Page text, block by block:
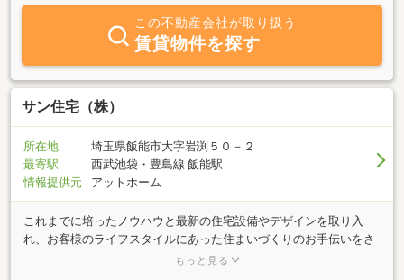
この不動産会社が取り扱う
賃貸物件を探す
サン住宅（株）
所在地
埼玉県飯能市大字岩渕５０－２
最寄駅
西武池袋・豊島線 飯能駅
情報提供元
アットホーム
これまでに培ったノウハウと最新の住宅設備やデザインを取り入
れ、お客様のライフスタイルにあった住まいづくりのお手伝いをさ
せて頂いております。また、弊社にはキッズスペースもございます
もっと見る